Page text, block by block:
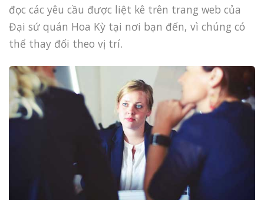
đọc các yêu cầu được liệt kê trên trang web của
Đại sứ quán Hoa Kỳ tại nơi bạn đến, vì chúng có
thể thay đổi theo vị trí.